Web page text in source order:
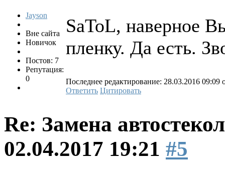
Jayson
Вне сайта
Новичок
Постов: 7
Репутация:
0
SaToL, наверное
пленку. Да есть.
Последнее редактирование: 28.03.2016 09:09
Ответить Цитировать
Re: Замена
02.04.2017 19:21 #5